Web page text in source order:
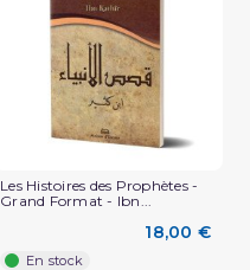
Les Histoires des Prophètes -
Grand Format - Ibn...
18,00 €
En stock